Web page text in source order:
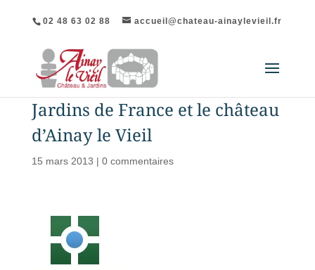
02 48 63 02 88 accueil@chateau-ainaylevieil.fr
Jardins de France et le château
d’Ainay le Vieil
15 mars 2013 | 0 commentaires